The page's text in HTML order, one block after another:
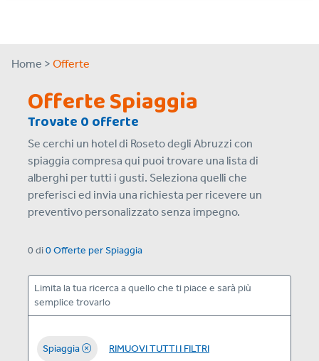
Home > Offerte
Offerte Spiaggia
Trovate 0 offerte
Se cerchi un hotel di Roseto degli Abruzzi con
spiaggia compresa qui puoi trovare una lista di
alberghi per tutti i gusti. Seleziona quelli che
preferisci ed invia una richiesta per ricevere un
preventivo personalizzato senza impegno.
0 di0 Offerte perSpiaggia
Limita la tua ricerca a quello che ti piace e sarà più
semplice trovarlo
Spiaggia RIMUOVI TUTTI I FILTRI